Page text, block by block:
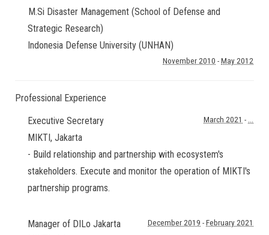
M.Si Disaster Management (School of Defense and
Strategic Research)
Indonesia Defense University (UNHAN)
November 2010 - May 2012
Professional Experience
Executive Secretary
MIKTI, Jakarta
March 2021 - ...
- Build relationship and partnership with ecosystem's
stakeholders. Execute and monitor the operation of MIKTI's
partnership programs.
Manager of DILo Jakarta
December 2019 - February 2021